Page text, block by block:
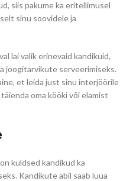
siis pakume ka eritellimusel
sinu soovidele ja
lai valik erinevaid kandikuid,
joogitarvikute serveerimiseks.
et leida just sinu interjöörile
oma kööki või elamist
kuldsed kandikud ka
Kandikute abil saab luua